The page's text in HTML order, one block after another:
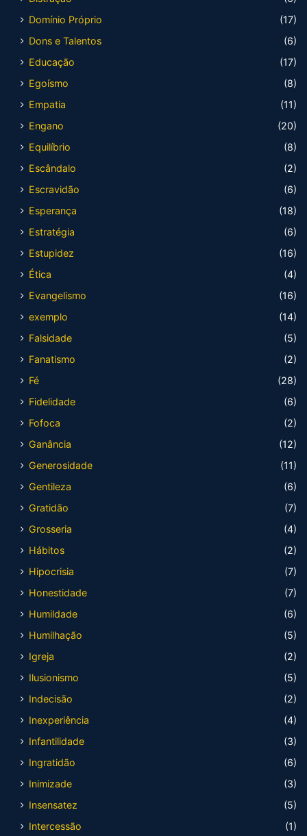
Domínio Próprio
(17)
Dons e Talentos
(6)
Educação
(17)
Egoísmo
(8)
Empatia
(11)
Engano
(20)
Equilíbrio
(8)
Escândalo
(2)
Escravidão
(6)
Esperança
(18)
Estratégia
(6)
Estupidez
(16)
Ética
(4)
Evangelismo
(16)
exemplo
(14)
Falsidade
(5)
Fanatismo
(2)
Fé
(28)
Fidelidade
(6)
Fofoca
(2)
Ganância
(12)
Generosidade
(11)
Gentileza
(6)
Gratidão
(7)
Grosseria
(4)
Hábitos
(2)
Hipocrisia
(7)
Honestidade
(7)
Humildade
(6)
Humilhação
(5)
Igreja
(2)
Ilusionismo
(5)
Indecisão
(2)
Inexperiência
(4)
Infantilidade
(3)
Ingratidão
(6)
Inimizade
(3)
Insensatez
(5)
Intercessão
(1)